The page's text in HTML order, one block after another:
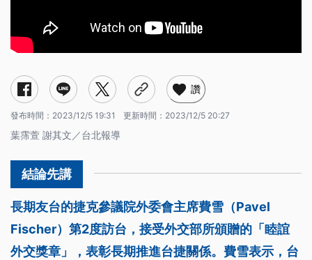
讚
發布時間： 2023/12/5 19:31 更新時間： 2023/12/5 20:27
葉霈萱 謝其文／台北報導
長期友台的捷克參議院外委會主席費雪（Pavel
Fischer）第2度訪台，接受外交部所頒贈的「睦誼
外交獎章」，表彰長期推進台捷關係。費雪表示，台